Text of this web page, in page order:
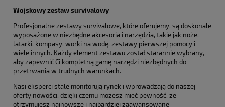
Wojskowy zestaw survivalowy
Profesjonalne zestawy survivalowe, które oferujemy, są doskonale
wyposażone w niezbędne akcesoria i narzędzia, takie jak noże,
latarki, kompasy, worki na wodę, zestawy pierwszej pomocy i
wiele innych. Każdy element zestawu został starannie wybrany,
aby zapewnić Ci kompletną gamę narzędzi niezbędnych do
przetrwania w trudnych warunkach.
Nasi eksperci stale monitorują rynek i wprowadzają do naszej
oferty nowości, dzięki czemu możesz mieć pewność, że
otrzymujesz najnowsze i najbardziej zaawansowane